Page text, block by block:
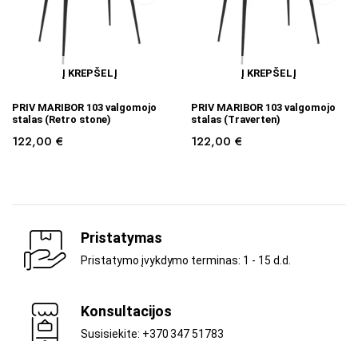
Į KREPŠELĮ
PRIV MARIBOR 103 valgomojo
stalas (Retro stone)
122,00 €
Į KREPŠELĮ
PRIV MARIBOR 103 valgomojo
stalas (Traverten)
122,00 €
Pristatymas
Pristatymo įvykdymo terminas: 1 - 15 d.d.
Konsultacijos
Susisiekite: +370 347 51783